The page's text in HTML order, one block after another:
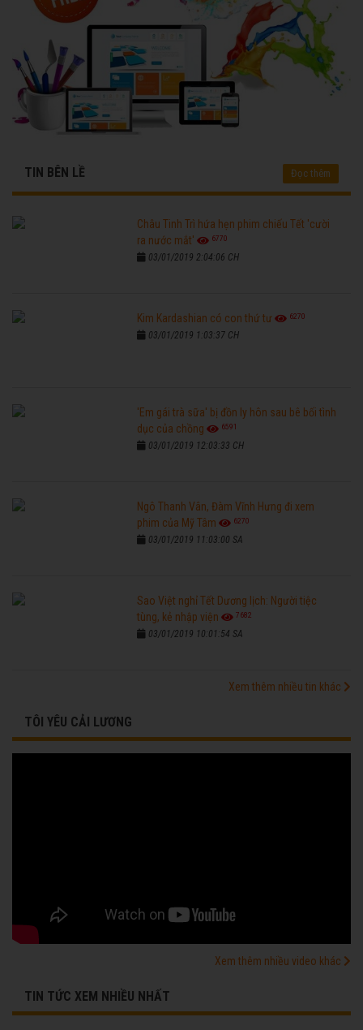
TIN BÊN LỀ Đọc thêm
Châu Tinh Trì hứa hẹn phim chiếu Tết 'cười
ra nước mắt'
6770
03/01/2019 2:04:06 CH
Kim Kardashian có con thứ tư 6270
03/01/2019 1:03:37 CH
'Em gái trà sữa' bị đồn ly hôn sau bê bối tình
dục của chồng
6591
03/01/2019 12:03:33 CH
Ngô Thanh Vân, Đàm Vĩnh Hưng đi xem
phim của Mỹ Tâm
6270
03/01/2019 11:03:00 SA
Sao Việt nghỉ Tết Dương lịch: Người tiệc
tùng, kẻ nhập viện
7682
03/01/2019 10:01:54 SA
Xem thêm nhiều tin khác
TÔI YÊU CẢI LƯƠNG
Xem thêm nhiều video khác
TIN TỨC XEM NHIỀU NHẤT